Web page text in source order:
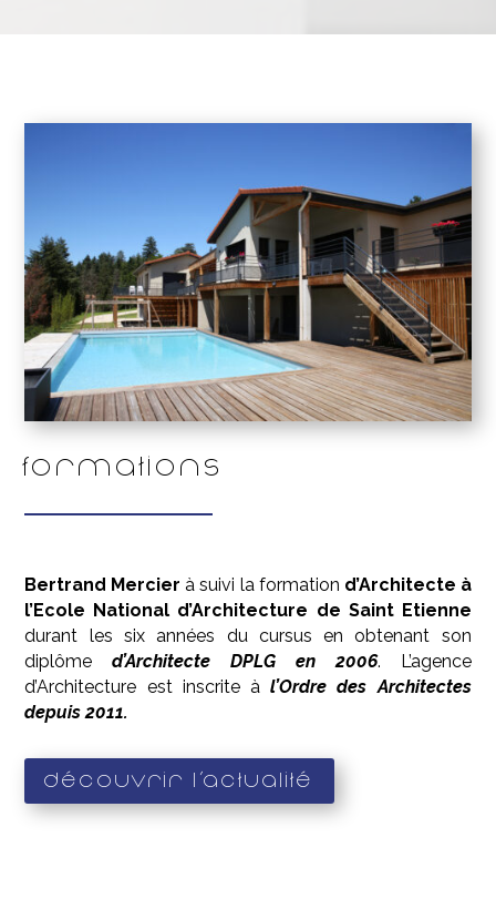
Formations
Bertrand Mercier à suivi la formation d’Architecte à
l’Ecole National d’Architecture de Saint Etienne
durant les six années du cursus en obtenant son
diplômed’Architecte DPLG en 2006. L’agence
d’Architecture est inscrite àl’Ordre des Architectes
depuis 2011.
Découvrir l'actualité